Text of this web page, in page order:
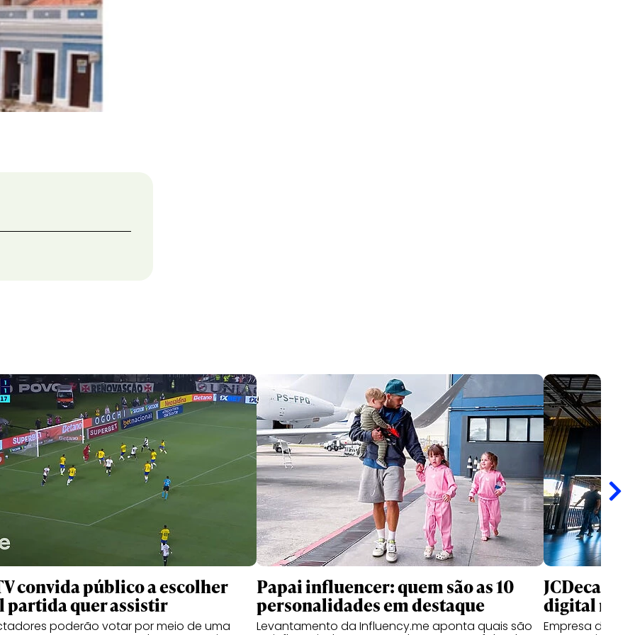
convida público a escolher
partida quer assistir
poderão votar por meio de uma
Papai influencer: quem são as 10
personalidades em destaque
Levantamento da Influency.me aponta quais são
JCDecaux
digital no
Empresa de